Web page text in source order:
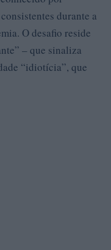
durante a
O desafio reside
– que sinaliza
“idiotícia”, que